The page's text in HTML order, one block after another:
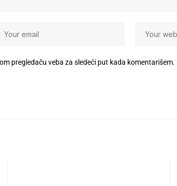
pregledaču veba za sledeći put kada komentarišem.